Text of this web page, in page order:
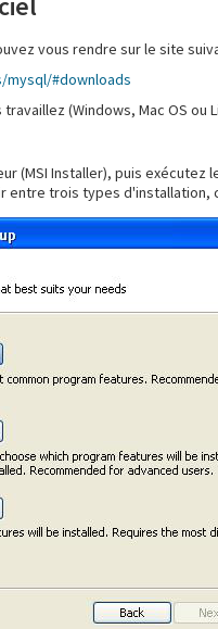
vous rendre sur le site
#downloads
(Windows, Mac OS ou
(MSI Installer), puis
entre trois types